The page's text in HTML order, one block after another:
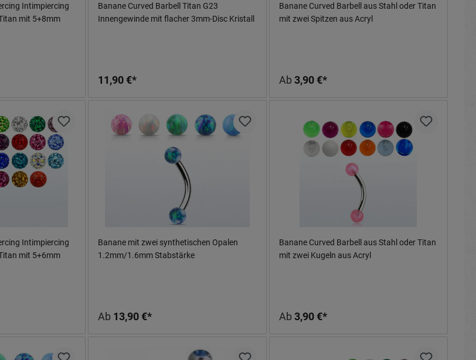
Intimpiercing
mit 5+8mm
Banane Curved Barbell Titan G23
Innengewinde mit flacher 3mm-Disc Kristall
11,90 €*
Banane Curved Barbell aus Stahl oder Titan
mit zwei Spitzen aus Acryl
Ab3,90 €*
Intimpiercing
mit 5+6mm
Banane mit zwei synthetischen Opalen
1.2mm/1.6mm Stabstärke
Ab 13,90 €*
Banane Curved Barbell aus Stahl oder Titan
mit zwei Kugeln aus Acryl
Ab3,90 €*